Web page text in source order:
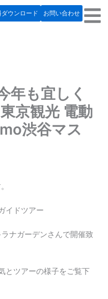
お問い合わせ
ダウンロード
年も宜しく
京観光 電動
渋谷マス
イドツアー
ナガーデンさんで開催致
とツアーの様子をご覧下